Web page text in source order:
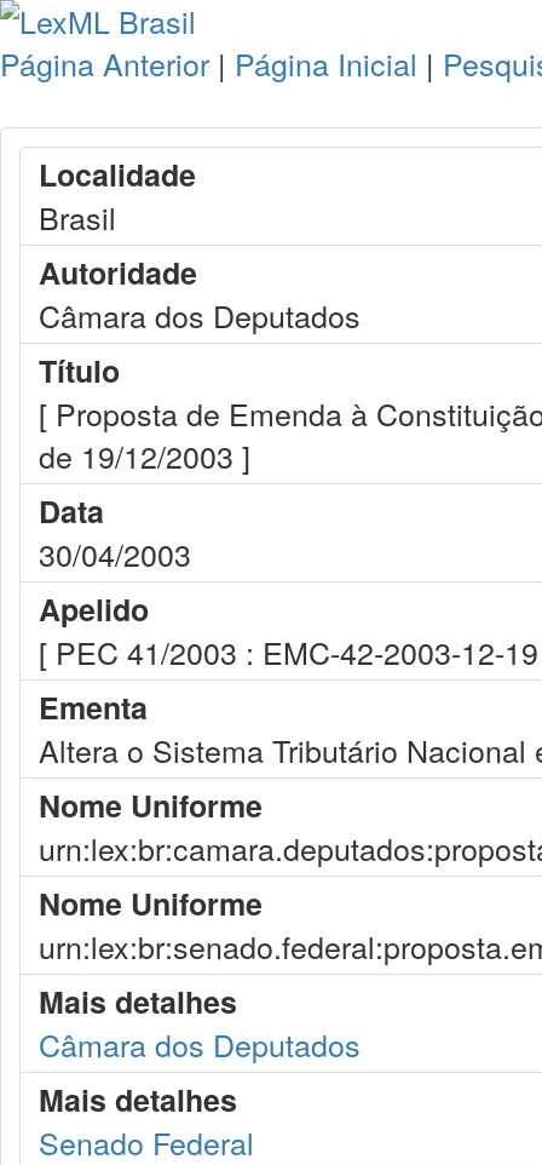
Página Anterior | Página Inicial |
Localidade
Brasil
Autoridade
Câmara dos Deputados
Título
[ Proposta de Emenda à
de 19/12/2003 ]
Data
30/04/2003
Apelido
[ PEC 41/2003 : EMC-42-2003-12-
Ementa
Altera o Sistema Tributário
Nome Uniforme
Nome Uniforme
Mais detalhes
Câmara dos Deputados
Mais detalhes
Senado Federal